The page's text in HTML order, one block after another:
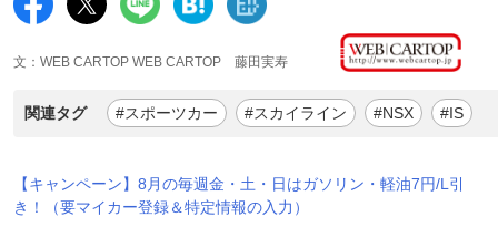
文：WEB CARTOP WEB CARTOP 藤田実寿
関連タグ #スポーツカー #スカイライン #NSX #IS
【キャンペーン】8月の毎週金・土・日はガソリン・軽油7円/L引
き！（要マイカー登録＆特定情報の入力）